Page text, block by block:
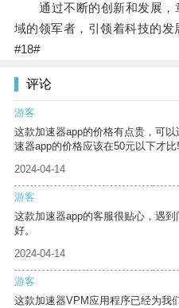
通过不断的创新和发展，
域的领军者，引领着科技的发
#18#
评论
游客
这款加速器app的价格有点贵，可
速器app的价格应该在50元以下才比
2024-04-14
游客
这款加速器app的客服很贴心，遇
好。
2024-04-14
游客
这款加速器VPM应用程序已经为我